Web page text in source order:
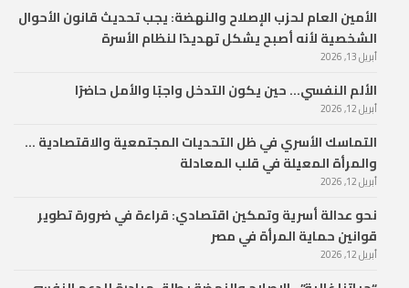
الأمين العام لحزب الإصلاح والنهضة: يجب تحديث قانون الأحوال
الشخصية لأنه أصبح يشكل تهديدًا لنظام الأسرة
أبريل 13, 2026
الألم النفسي… حين يكون التدخل واجبًا والأمل حاضرًا
أبريل 12, 2026
التماسك الأسري في ظل التحديات المجتمعية والاقتصادية …
والمرأة المعيلة في قلب المعادلة
أبريل 12, 2026
نحو عدالة أسرية وتمكين اقتصادي: قراءة في ضرورة تطوير
قوانين حماية المرأة في مصر
أبريل 12, 2026